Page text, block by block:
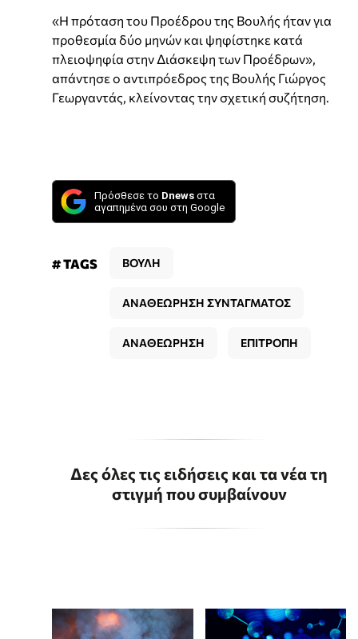
«Η πρόταση του Προέδρου της Βουλής ήταν για
προθεσμία δύο μηνών και ψηφίστηκε κατά
πλειοψηφία στην Διάσκεψη των Προέδρων»,
απάντησε ο αντιπρόεδρος της Βουλής Γιώργος
Γεωργαντάς, κλείνοντας την σχετική συζήτηση.
Πρόσθεσε το Dnews στα
αγαπημένα σου στη Google
# TAGS ΒΟΥΛΗ
ΑΝΑΘΕΩΡΗΣΗ ΣΥΝΤΑΓΜΑΤΟΣ
ΑΝΑΘΕΩΡΗΣΗ ΕΠΙΤΡΟΠΗ
Δες όλες τις ειδήσεις και τα νέα τη
στιγμή που συμβαίνουν